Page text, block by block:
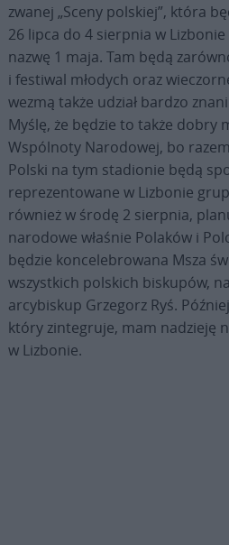
zwanej „Sceny polskiej”, która
26 lipca do 4 sierpnia w
nazwę 1 maja. Tam będą
i festiwal młodych oraz
wezmą także udział bardzo
Myślę, że będzie to także dobry
Wspólnoty Narodowej, bo
Polski na tym stadionie będą
reprezentowane w Lizbonie
również w środę 2 sierpnia,
narodowe właśnie Polaków i
będzie koncelebrowana Msza
wszystkich polskich biskupów,
arcybiskup Grzegorz Ryś.
który zintegruje, mam nadzieję
w Lizbonie.